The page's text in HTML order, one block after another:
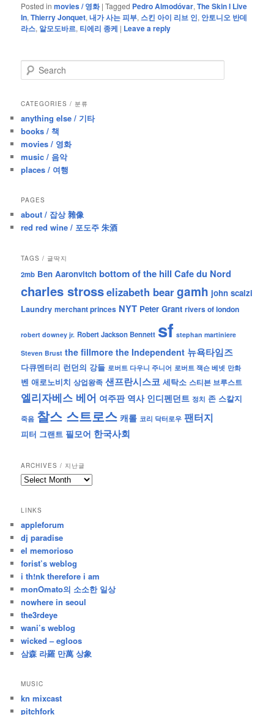
Posted in movies / 영화 |Tagged Pedro Almodóvar,The Skin I Live
In,Thierry Jonquet,내가 사는 피부, 스킨 아이 리브 인, 안토니오 반데
라스, 알모도바르, 티에리 종케 | Leave a reply
e
r
h
CATEGORIES / 분류
anything else / 기타
books / 책
movies / 영화
music / 음악
places / 여행
PAGES
about / 잡상 雜像
red red wine / 포도주 朱酒
TAGS / 글딱지
2mb Ben Aaronvitch bottom of the hill Cafe du Nord
charles strosselizabeth beargamh john scalzi
Laundry merchant princes NYT Peter Grant rivers of london
robert downey jr. Robert Jackson Bennett sf stephan martiniere
Steven Brust the fillmore the Independent 뉴욕타임즈
다큐멘터리 런던의 강들 로버트 다우니 주니어 로버트 잭슨 베넷 만화
벤 애로노비치 상업왕족 샌프란시스코 세탁소 스티븐 브루스트
엘리자베스 베어 여주판 역사 인디펜던트 정치 존 스칼지
죽음 찰스 스트로스 캐롤 코리 닥터로우 팬터지
피터 그랜트 필모어 한국사회
ARCHIVES / 지난글
archives
난
글
LINKS
appleforum
dj paradise
el memorioso
forist’s weblog
i th!nk therefore i am
monOmato의 소소한 일상
nowhere in seoul
the3rdeye
wani’s weblog
wicked – egloos
삼森 라羅 만萬 상象
MUSIC
kn mixcast
pitchfork